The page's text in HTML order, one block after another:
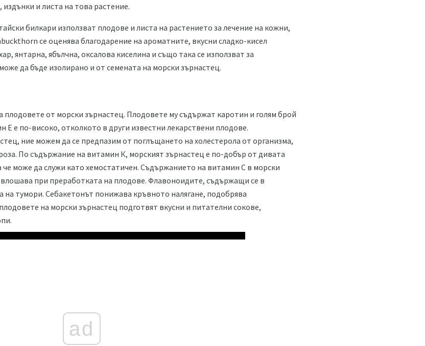
и листа на това растение.
билкари използват плодове и листа на растението за лечение на кожни,
се оценява благодарение на ароматните, вкусни сладко-кисел
янтарна, ябълчна, оксалова киселина и също така се използват за
да бъде изолирано и от семената на морски зърнастец.
плодовете от морски зърнастец. Плодовете му съдържат каротин и голям брой
е по-високо, отколкото в други известни лекарствени плодове.
ние можем да се предпазим от поглъщането на холестерола от организма,
По съдържание на витамин К, морският зърнастец е по-добър от дивата
че може да служи като хемостатичен. Съдържанието на витамин С в морски
влошава при преработката на плодове. Флавоноидите, съдържащи се в
на тумори. Себакетонът понижава кръвното налягане, подобрява
на морски зърнастец подготвят вкусни и питателни сокове,
ad